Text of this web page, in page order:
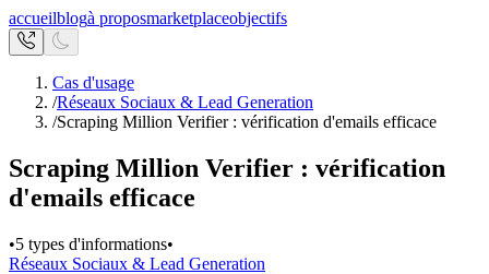
accueilblogà proposmarketplaceobjectifs
Cas d'usage
/Réseaux Sociaux & Lead Generation
/Scraping Million Verifier : vérification d'emails efficace
Scraping Million Verifier : vérification
d'emails efficace
•5 types d'informations•
Réseaux Sociaux & Lead Generation